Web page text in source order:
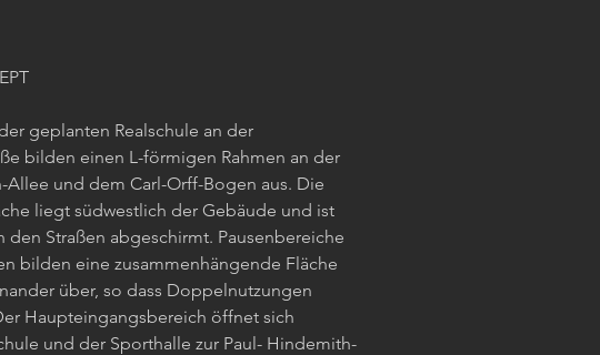
geplanten Realschule an der
bilden einen L-förmigen Rahmen an der
Allee und dem Carl-Orff-Bogen aus. Die
liegt südwestlich der Gebäude und ist
den Straßen abgeschirmt. Pausenbereiche
bilden eine zusammenhängende Fläche
über, so dass Doppelnutzungen
Haupteingangsbereich öffnet sich
und der Sporthalle zur Paul- Hindemith-